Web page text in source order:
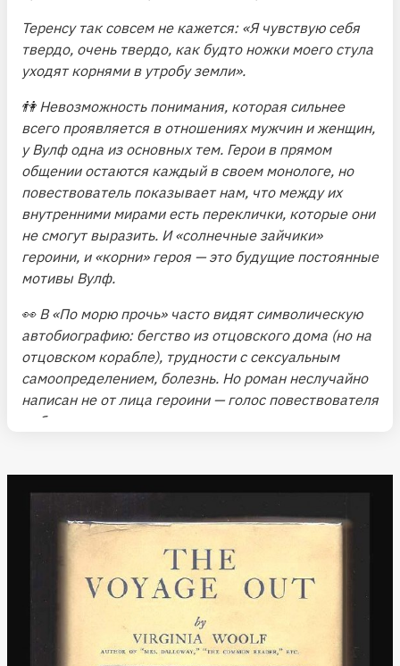
Теренсу так совсем не кажется: «Я чувствую себя
твердо, очень твердо, как будто ножки моего стула
уходят корнями в утробу земли».
👫 Невозможность понимания, которая сильнее
всего проявляется в отношениях мужчин и женщин,
у Вулф одна из основных тем. Герои в прямом
общении остаются каждый в своем монологе, но
повествователь показывает нам, что между их
внутренними мирами есть переклички, которые они
не смогут выразить. И «солнечные зайчики»
героини, и «корни» героя — это будущие постоянные
мотивы Вулф.
👀 В «По морю прочь» часто видят символическую
автобиографию: бегство из отцовского дома (но на
отцовском корабле), трудности с сексуальным
самоопределением, болезнь. Но роман неслучайно
написан не от лица героини — голос повествователя
добавляет другое, уже не личное измерение, в